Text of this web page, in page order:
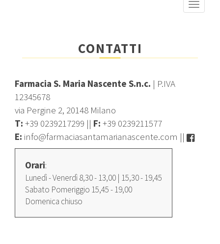
Toggle
CONTATTI
Farmacia S. Maria Nascente S.n.c. | P.IVA
12345678
via Pergine 2, 20148 Milano
T: +39 0239217299 || F: +39 0239211577
E: info@farmaciasantamarianascente.com ||
Orari:
Lunedì - Venerdì 8,30 - 13,00 | 15,30 - 19,45
Sabato Pomeriggio 15,45 - 19,00
Domenica chiuso